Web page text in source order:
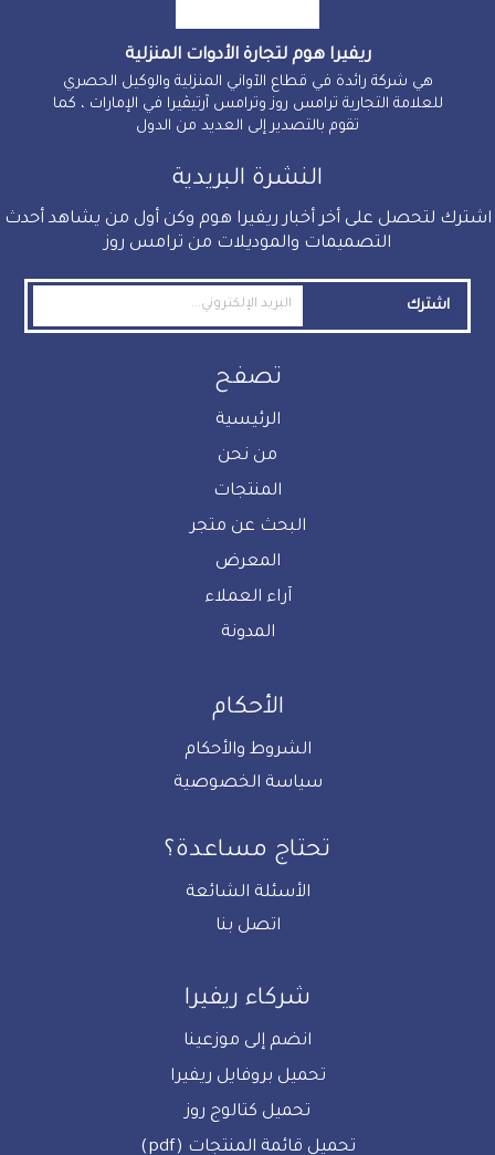
ريفيرا هوم لتجارة الأدوات المنزلية
هي شركة رائدة في قطاع الآواني المنزلية والوكيل الحصري
للعلامة التجارية ترامس روز وترامس آرتيڤيرا في الإمارات ، كما
تقوم بالتصدير إلى العديد من الدول
النشرة البريدية
اشترك لتحصل على أخر أخبار ريفيرا هوم وكن أول من يشاهد أحدث
التصميمات والموديلات من ترامس روز
اشترك
تصفح
الرئيسية
من نحن
المنتجات
البحث عن متجر
المعرض
آراء العملاء
المدونة
الأحكام
الشروط والأحكام
سياسة الخصوصية
تحتاج مساعدة؟
الأسئلة الشائعة
اتصل بنا
شركاء ريفيرا
انضم إلى موزعينا
تحميل بروفايل ريفيرا
تحميل كتالوج روز
تحميل قائمة المنتجات (pdf)